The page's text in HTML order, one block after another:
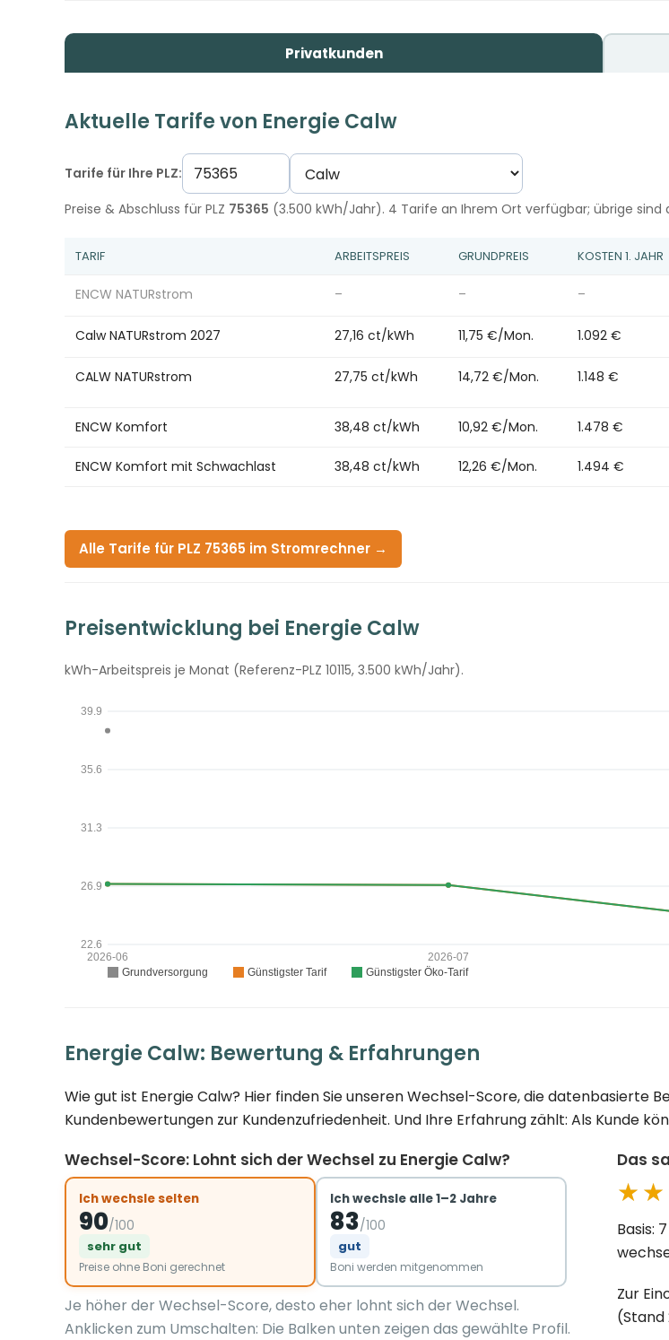
Privatkunden
Aktuelle Tarife von Energie Calw
Tarife für Ihre PLZ:
Preise & Abschluss für PLZ 75365 (3.500 kWh/Jahr). 4 Tarife an Ihrem Ort verfügbar; übrige
TARIF ARBEITSPREIS GRUNDPREIS KOSTEN 1. JAHR
ENCW NATURstrom – – –
Calw NATURstrom 2027 27,16 ct/kWh 11,75 €/Mon. 1.092 €
CALW NATURstrom 27,75 ct/kWh 14,72 €/Mon. 1.148 €
ENCW Komfort 38,48 ct/kWh 10,92 €/Mon. 1.478 €
ENCW Komfort mit Schwachlast 38,48 ct/kWh 12,26 €/Mon. 1.494 €
Alle Tarife für PLZ 75365 im Stromrechner →
Preisentwicklung bei Energie Calw
kWh-Arbeitspreis je Monat (Referenz-PLZ 10115, 3.500 kWh/Jahr).
Energie Calw: Bewertung & Erfahrungen
Wie gut ist Energie Calw? Hier finden Sie unseren Wechsel-Score, die
Kundenbewertungen zur Kundenzufriedenheit. Und Ihre Erfahrung zählt: Als Kunde
Wechsel-Score: Lohnt sich der Wechsel zu Energie Calw?
Ich wechsle selten
90/100
sehr gut
Preise ohne Boni gerechnet
Ich wechsle alle 1–2 Jahre
83/100
gut
Boni werden mitgenommen
Je höher der Wechsel-Score, desto eher lohnt sich der Wechsel.
Anklicken zum Umschalten: Die Balken unten zeigen das gewählte Profil.
Das
Basis:
Zur
(Stand